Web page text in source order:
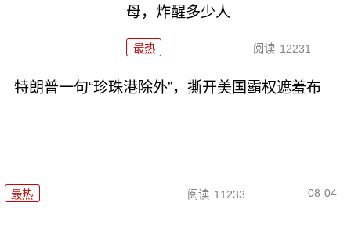
母，炸醒多少人
最热 阅读 12231
特朗普一句“珍珠港除外”，撕开美国霸权遮羞布
最热 阅读 11233 08-04